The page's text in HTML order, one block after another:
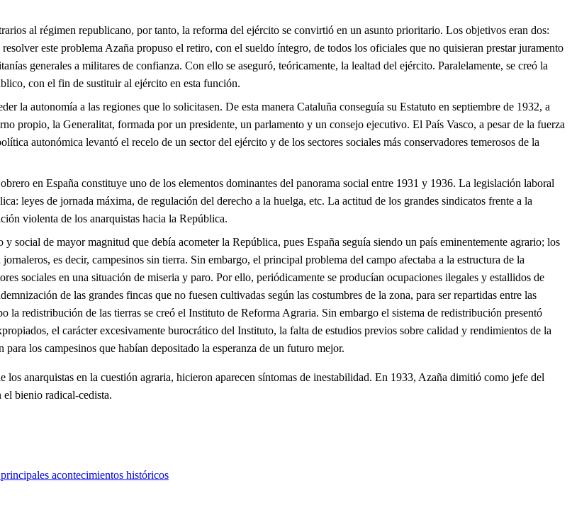
al régimen republicano, por tanto, la reforma del ejército se convirtió en un asunto prioritario. Los objetivos eran dos:
este problema Azaña propuso el retiro, con el sueldo íntegro, de todos los oficiales que no quisieran prestar juramento
generales a militares de confianza. Con ello se aseguró, teóricamente, la lealtad del ejército. Paralelamente, se creó la
con el fin de sustituir al ejército en esta función.
la autonomía a las regiones que lo solicitasen. De esta manera Cataluña conseguía su Estatuto en septiembre de 1932, a
propio, la Generalitat, formada por un presidente, un parlamento y un consejo ejecutivo. El País Vasco, a pesar de la fuerza
autonómica levantó el recelo de un sector del ejército y de los sectores sociales más conservadores temerosos de la
en España constituye uno de los elementos dominantes del panorama social entre 1931 y 1936. La legislación laboral
leyes de jornada máxima, de regulación del derecho a la huelga, etc. La actitud de los grandes sindicatos frente a la
violenta de los anarquistas hacia la República.
social de mayor magnitud que debía acometer la República, pues España seguía siendo un país eminentemente agrario; los
es decir, campesinos sin tierra. Sin embargo, el principal problema del campo afectaba a la estructura de la
sociales en una situación de miseria y paro. Por ello, periódicamente se producían ocupaciones ilegales y estallidos de
de las grandes fincas que no fuesen cultivadas según las costumbres de la zona, para ser repartidas entre las
la redistribución de las tierras se creó el Instituto de Reforma Agraria. Sin embargo el sistema de redistribución presentó
el carácter excesivamente burocrático del Instituto, la falta de estudios previos sobre calidad y rendimientos de la
los campesinos que habían depositado la esperanza de un futuro mejor.
anarquistas en la cuestión agraria, hicieron aparecen síntomas de inestabilidad. En 1933, Azaña dimitió como jefe del
bienio radical-cedista.
acontecimientos históricos